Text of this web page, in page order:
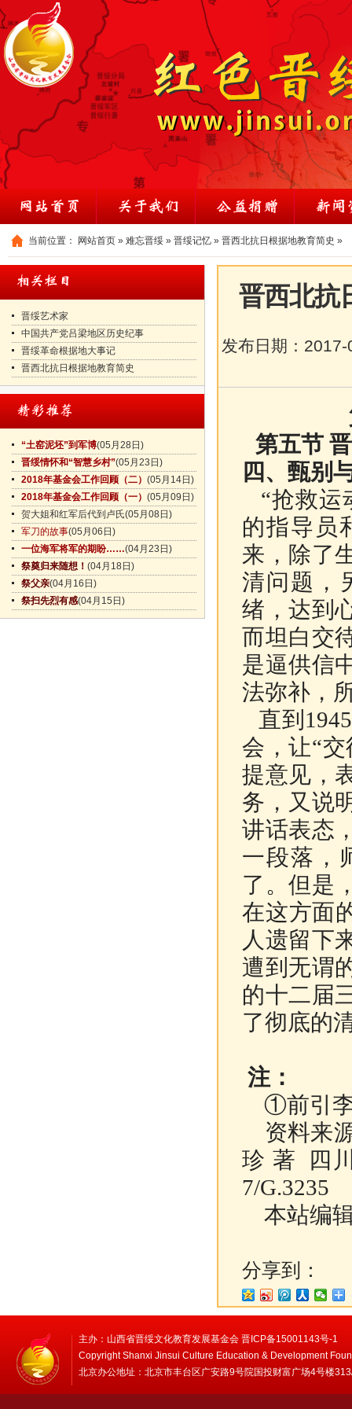
当前位置： 网站首页 » 难忘晋绥 » 晋绥记忆 » 晋西北抗日根据地教育简史 »
晋绥艺术家
中国共产党吕梁地区历史纪事
晋绥革命根据地大事记
晋西北抗日根据地教育简史
“土窑泥坯”到军博(05月28日)
晋绥情怀和“智慧乡村”(05月23日)
2018年基金会工作回顾（二） (05月14日)
2018年基金会工作回顾（一） (05月09日)
贺大姐和红军后代到卢氏(05月08日)
军刀的故事(05月06日)
一位海军将军的期盼……(04月23日)
祭奠归来随想！ (04月18日)
祭父亲(04月16日)
祭扫先烈有感(04月15日)
晋西北抗
发布日期： 2017-
第五节
四、 甄别
“抢救运
的指导员
来，除了
清问题，
绪，达到
而坦白交
是逼供信
法弥补，
直到
会，让“
提意见，
务，又说
讲话表态
一段落，
了。但是
在这方面
人遗留下
遭到无谓
的十二届
了彻底的
注：
①前引
资料来
珍 著 四
7/G.3235
本站编
分享到：
主办：山西省晋绥文化教育发展基金会 晋ICP备15001143号-1
Copyright Shanxi Jinsui Culture Education & Development
北京办公地址：北京市丰台区广安路9号院国投财富广场4号楼